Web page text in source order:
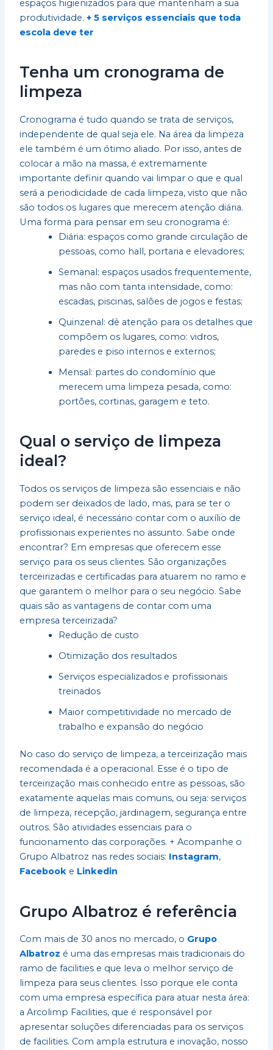
espaços higienizados para que mantenham a sua
produtividade.+ 5 serviços essenciais que toda
escola deve ter
Tenha um cronograma de
limpeza
Cronograma é tudo quando se trata de serviços,
independente de qual seja ele. Na área da limpeza
ele também é um ótimo aliado. Por isso, antes de
colocar a mão na massa, é extremamente
importante definir quando vai limpar o que e qual
será a periodicidade de cada limpeza, visto que não
são todos os lugares que merecem atenção diária.
Uma forma para pensar em seu cronograma é:
Diária: espaços como grande circulação de
pessoas, como hall, portaria e elevadores;
Semanal: espaços usados frequentemente,
mas não com tanta intensidade, como:
escadas, piscinas, salões de jogos e festas;
Quinzenal: dê atenção para os detalhes que
compõem os lugares, como: vidros,
paredes e piso internos e externos;
Mensal: partes do condomínio que
merecem uma limpeza pesada, como:
portões, cortinas, garagem e teto.
Qual o serviço de limpeza
ideal?
Todos os serviços de limpeza são essenciais e não
podem ser deixados de lado, mas, para se ter o
serviço ideal, é necessário contar com o auxílio de
profissionais experientes no assunto. Sabe onde
encontrar? Em empresas que oferecem esse
serviço para os seus clientes. São organizações
terceirizadas e certificadas para atuarem no ramo e
que garantem o melhor para o seu negócio. Sabe
quais são as vantagens de contar com uma
empresa terceirizada?
Redução de custo
Otimização dos resultados
Serviços especializados e profissionais
treinados
Maior competitividade no mercado de
trabalho e expansão do negócio
No caso do serviço de limpeza, a terceirização mais
recomendada é a operacional. Esse é o tipo de
terceirização mais conhecido entre as pessoas, são
exatamente aquelas mais comuns, ou seja: serviços
de limpeza, recepção, jardinagem, segurança entre
outros. São atividades essenciais para o
funcionamento das corporações. + Acompanhe o
Grupo Albatroz nas redes sociais: Instagram,
Facebook e Linkedin
Grupo Albatroz é referência
Com mais de 30 anos no mercado, o Grupo
Albatroz é uma das empresas mais tradicionais do
ramo de facilities e que leva o melhor serviço de
limpeza para seus clientes. Isso porque ele conta
com uma empresa específica para atuar nesta área:
a Arcolimp Facilities, que é responsável por
apresentar soluções diferenciadas para os serviços
de facilities. Com ampla estrutura e inovação, nosso